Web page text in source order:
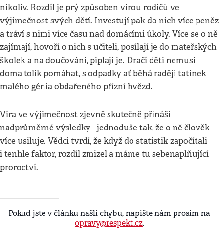
nikoliv. Rozdíl je prý způsoben vírou rodičů ve
výjimečnost svých dětí. Investují pak do nich více peněz
a tráví s nimi více času nad domácími úkoly. Více se o ně
zajímají, hovoří o nich s učiteli, posílají je do mateřských
školek a na doučování, piplají je. Dračí děti nemusí
doma tolik pomáhat, s odpadky ať běhá raději tatínek
malého génia obdařeného přízní hvězd.
Víra ve výjimečnost zjevně skutečně přináší
nadprůměrné výsledky - jednoduše tak, že o ně člověk
více usiluje. Vědci tvrdí, že když do statistik započítali
i tenhle faktor, rozdíl zmizel a máme tu sebenaplňující
proroctví.
Pokud jste v článku našli chybu, napište nám prosím na
opravy@respekt.cz.